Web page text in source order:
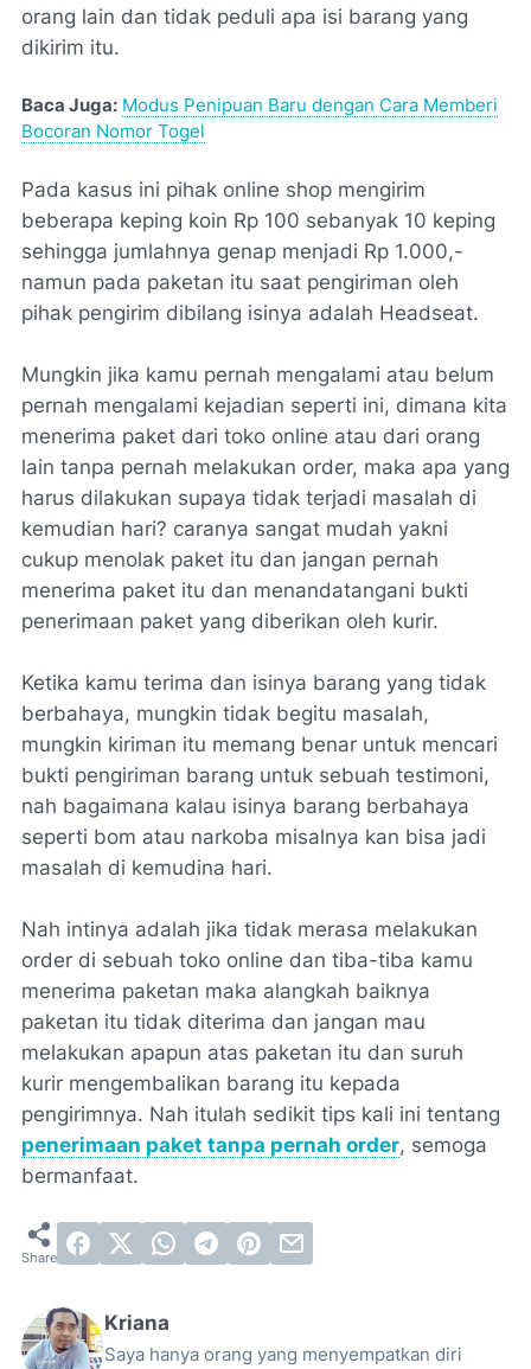
orang lain dan tidak peduli apa isi barang yang
dikirim itu.
Baca Juga: Modus Penipuan Baru dengan Cara Memberi
Bocoran Nomor Togel
Pada kasus ini pihak online shop mengirim
beberapa keping koin Rp 100 sebanyak 10 keping
sehingga jumlahnya genap menjadi Rp 1.000,-
namun pada paketan itu saat pengiriman oleh
pihak pengirim dibilang isinya adalah Headseat.
Mungkin jika kamu pernah mengalami atau belum
pernah mengalami kejadian seperti ini, dimana kita
menerima paket dari toko online atau dari orang
lain tanpa pernah melakukan order, maka apa yang
harus dilakukan supaya tidak terjadi masalah di
kemudian hari? caranya sangat mudah yakni
cukup menolak paket itu dan jangan pernah
menerima paket itu dan menandatangani bukti
penerimaan paket yang diberikan oleh kurir.
Ketika kamu terima dan isinya barang yang tidak
berbahaya, mungkin tidak begitu masalah,
mungkin kiriman itu memang benar untuk mencari
bukti pengiriman barang untuk sebuah testimoni,
nah bagaimana kalau isinya barang berbahaya
seperti bom atau narkoba misalnya kan bisa jadi
masalah di kemudina hari.
Nah intinya adalah jika tidak merasa melakukan
order di sebuah toko online dan tiba-tiba kamu
menerima paketan maka alangkah baiknya
paketan itu tidak diterima dan jangan mau
melakukan apapun atas paketan itu dan suruh
kurir mengembalikan barang itu kepada
pengirimnya. Nah itulah sedikit tips kali ini tentang
penerimaan paket tanpa pernah order, semoga
bermanfaat.
Kriana
Saya hanya orang yang menyempatkan diri